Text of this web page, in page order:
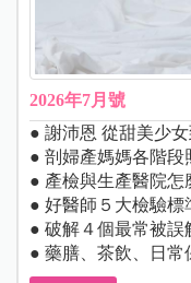
2026年7月號
● 謝沛恩 從甜美少
● 剖婦產媽媽各階段
● 產檢與生產醫院怎
● 好醫師５大檢驗標
● 破解４個最常被誤
● 藥膳、茶飲、日常